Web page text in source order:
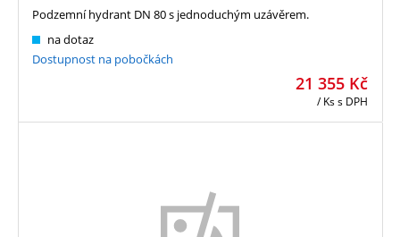
21 355 Kč
/ Kss DPH
na dotaz
Dostupnost na pobočkách
Podzemní hydrant DN 80 s jednoduchým uzávěrem.